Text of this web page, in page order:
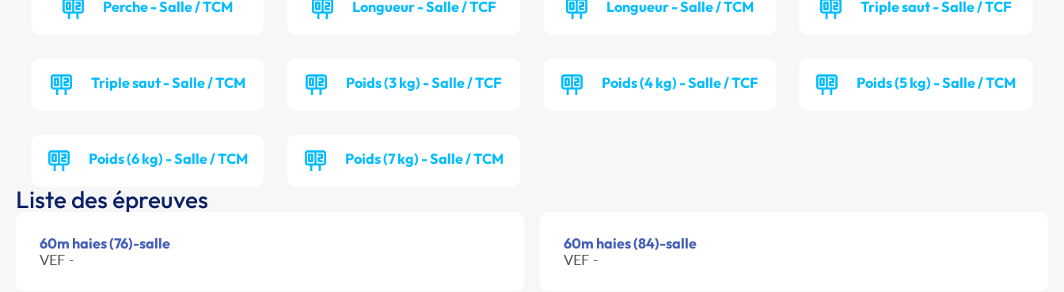
Perche - Salle / TCM Longueur - Salle / TCF Longueur - Salle / TCM Triple saut - Salle / TCF
Triple saut - Salle / TCM Poids (3 kg) - Salle / TCF Poids (4 kg) - Salle / TCF Poids (5 kg) - Salle / TCM
Poids (6 kg) - Salle / TCM Poids (7 kg) - Salle / TCM
Liste des épreuves
60m haies (76)-salle
VEF -
60m haies (84)-salle
VEF -